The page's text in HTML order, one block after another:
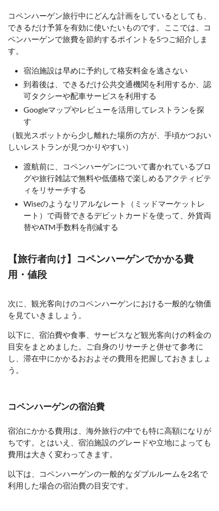
コペンハーゲン旅行中にどんな計画をしているとしても、
できるだけ予算を有効に使いたいものです。ここでは、コ
ペンハーゲンで旅費を節約するポイントを5つご紹介しま
す。
宿泊施設は早めに予約して格安料金を逃さない
到着後は、できるだけ公共交通機関を利用するか、認
可タクシーや配車サービスを利用する
Googleマップやレビューを活用してレストランを探
す
（観光スポットから少し離れた場所の方が、手頃かつおい
しいレストランが見つかりやすい）
渡航前に、コペンハーゲンについて書かれているブロ
グや旅行雑誌で無料や低価格で楽しめるアクティビテ
ィをリサーチする
Wiseのようなリアルなレート（ミッドマーケットレ
ート）で両替できるデビットカードを使って、外貨両
替やATM手数料を削減する
【旅行者向け】コペンハーゲンでかかる費
用・値段
次に、観光客向けのコペンハーゲンにおける一般的な物価
を見ていきましょう。
以下に、宿泊費や食事、サービスなど観光客向けの料金の
目安をまとめました。ご自身のリサーチと併せて参考に
し、滞在中にかかるおおよその費用を把握しておきましょ
う。
コペンハーゲンの宿泊費
宿泊にかかる費用は、海外旅行の中でも特に高額になりが
ちです。とはいえ、宿泊施設のグレードや立地によっても
費用は大きく変わってきます。
以下は、コペンハーゲンの一般的なダブルルームを2名で
利用した場合の宿泊費の目安です。